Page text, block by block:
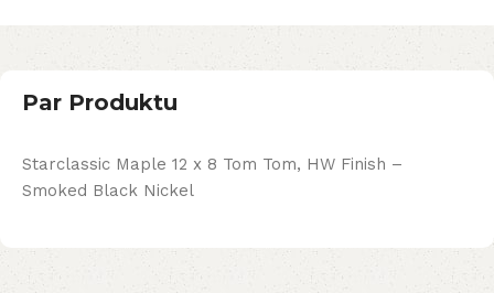
Par Produktu
Starclassic Maple 12 x 8 Tom Tom, HW Finish –
Smoked Black Nickel